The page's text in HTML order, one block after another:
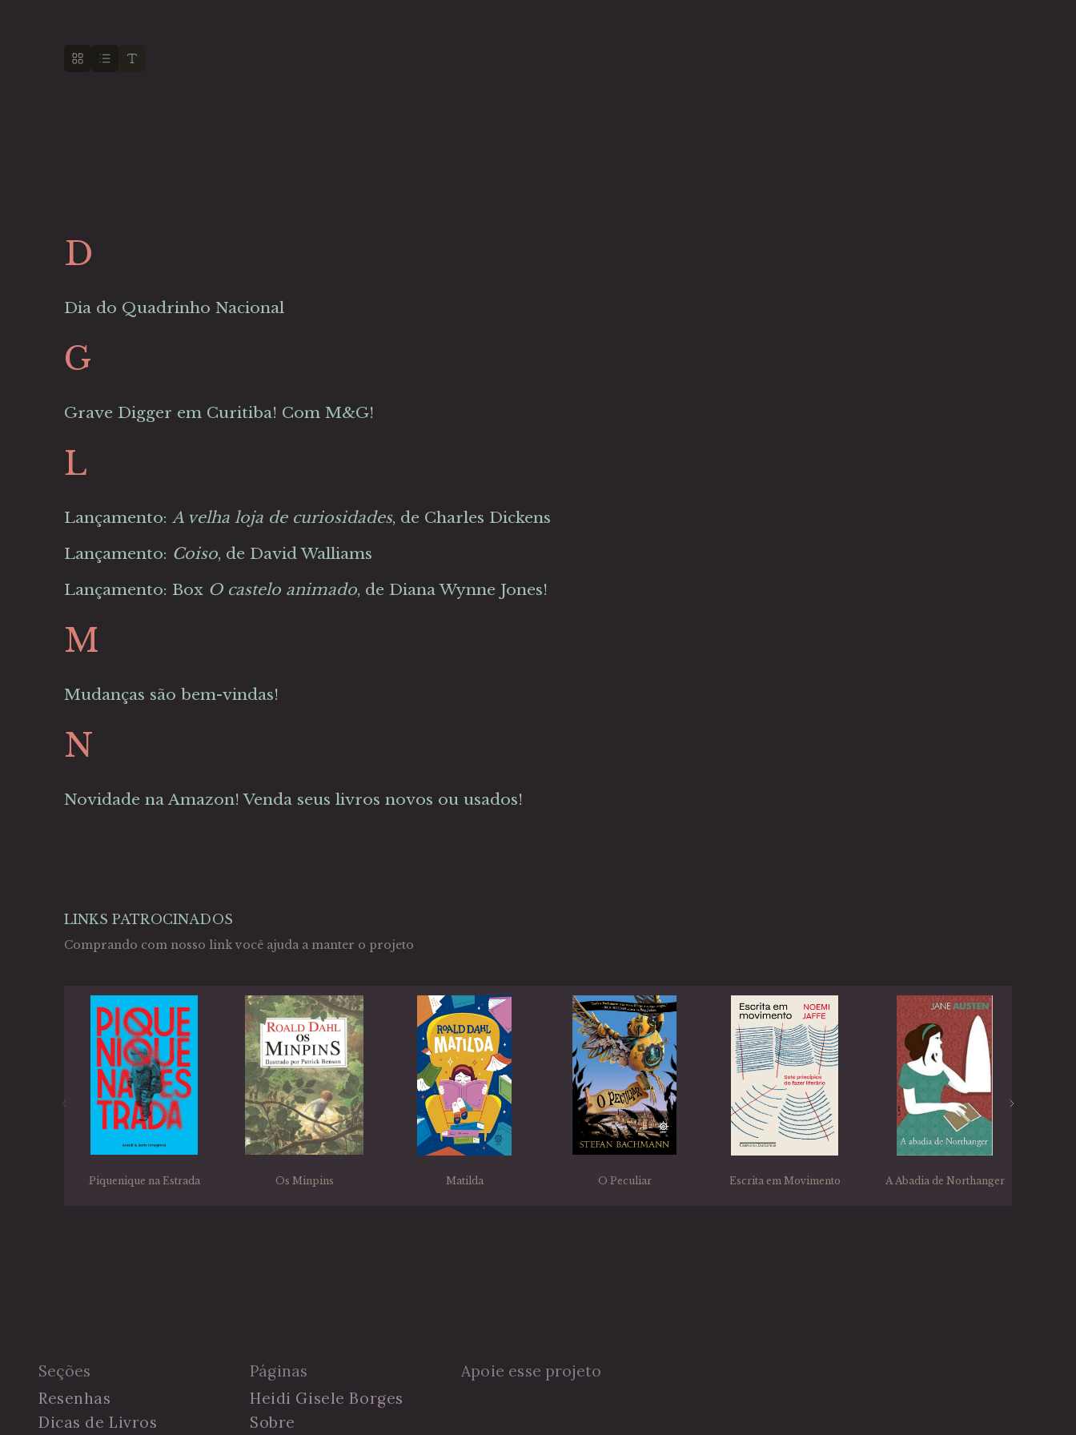
D
Dia do Quadrinho Nacional
G
Grave Digger em Curitiba! Com M&G!
L
Lançamento: A velha loja de curiosidades, de Charles Dickens
Lançamento: Coiso, de David Walliams
Lançamento: Box O castelo animado, de Diana Wynne Jones!
M
Mudanças são bem-vindas!
N
Novidade na Amazon! Venda seus livros novos ou usados!
LINKS PATROCINADOS
Comprando com nosso link você ajuda a manter o projeto
Piquenique na Estrada Os Minpins Matilda O Peculiar Escrita em Movimento A Abadia de Northanger
Seções
Resenhas
Dicas de Livros
Páginas
Heidi Gisele Borges
Sobre
Apoie esse projeto